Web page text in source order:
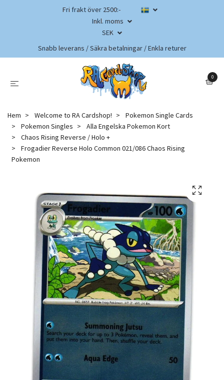
Fri frakt över 2500:-
Inkl. moms
SEK
Snabb leverans / Säkra betalningar / Enkla returer
0
Hem Welcome to RA Cardshop!
Pokemon Single Cards
Pokemon Singles
Alla Engelska Pokemon Kort
Chaos Rising Reverse / Holo +
Frogadier Reverse Holo Common 021/086 Chaos Rising
Pokemon